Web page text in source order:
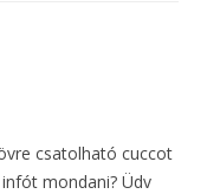
csatolható cuccot
mondani? Üdv